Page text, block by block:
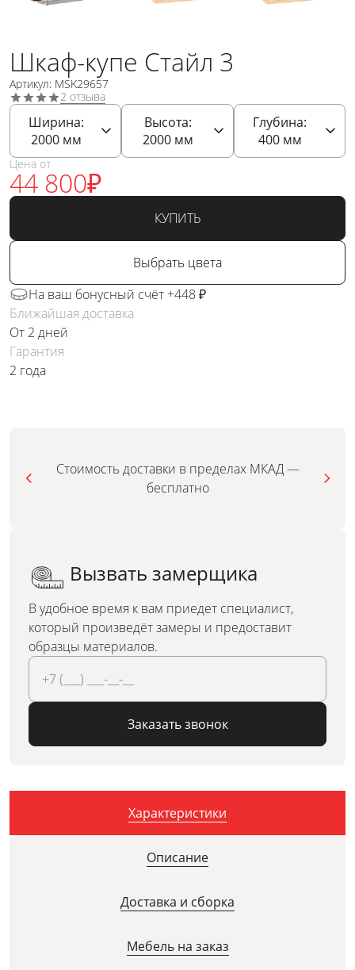
Шкаф-купе Стайл 3
Артикул: MSK29657
2 отзыва
Ширина:
2000мм
Высота:
2000мм
Глубина:
400мм
Цена от
44 800₽
КУПИТЬ
Выбрать цвета
На ваш бонусный счёт +448 ₽
Ближайшая доставка
От 2 дней
Гарантия
2 года
Стоимость доставки в пределах МКАД —
бесплатно
Вызвать замерщика
В удобное время к вам приедет специалист,
который произведёт замеры и предоставит
образцы материалов.
Заказать звонок
Характеристики
Описание
Доставка и сборка
Мебель на заказ